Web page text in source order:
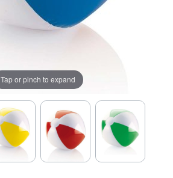
Tap or pinch to expand